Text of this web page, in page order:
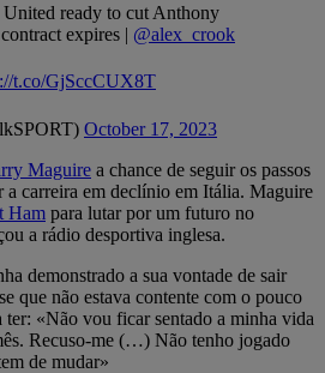
ready to cut Anthony
expires | @alex_crook
t.co/GjSccCUX8T
October 17, 2023
Maguire a chance de seguir os passos
a carreira em declínio em Itália. Maguire
Ham para lutar por um futuro no
a rádio desportiva inglesa.
demonstrado a sua vontade de sair
que não estava contente com o pouco
ter: «Não vou ficar sentado a minha vida
Recuso-me (…) Não tenho jogado
de mudar»